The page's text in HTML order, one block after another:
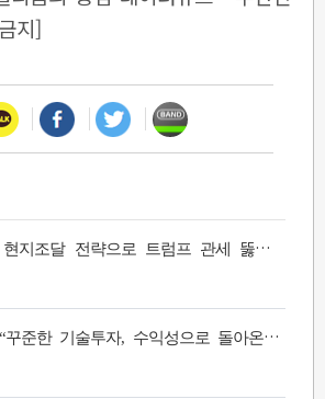
지]
지조달 전략으로 트럼프 관세 뚫는다
준한 기술투자, 수익성으로 돌아온다”